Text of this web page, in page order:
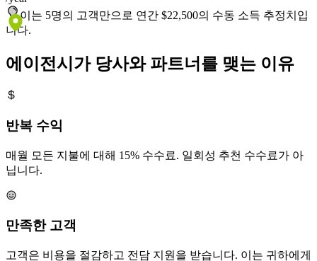
고객 수
20
클라이언트당 평균 지도 지출액
$5k
€0.8k €42.4k
$12,500
/month
$1,875
연간 수입
/year